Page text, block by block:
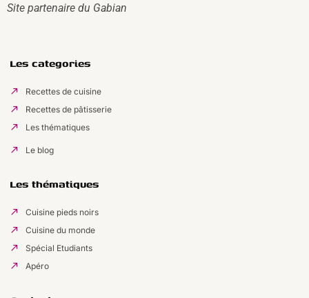
Site partenaire du Gabian
Les categories
Recettes de cuisine
Recettes de pâtisserie
Les thématiques
Le blog
Les thématiques
Cuisine pieds noirs
Cuisine du monde
Spécial Etudiants
Apéro